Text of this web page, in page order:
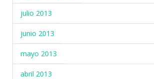
julio 2013
junio 2013
mayo 2013
abril 2013